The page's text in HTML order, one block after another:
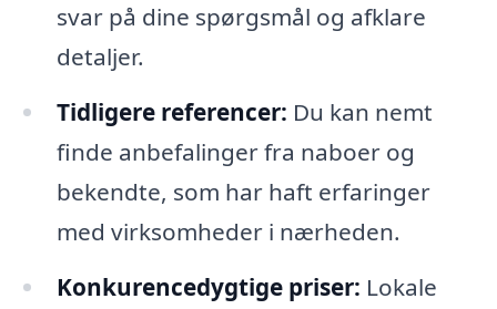
svar på dine spørgsmål og afklare
detaljer.
Tidligere referencer: Du kan nemt
finde anbefalinger fra naboer og
bekendte, som har haft erfaringer
med virksomheder i nærheden.
Konkurencedygtige priser: Lokale